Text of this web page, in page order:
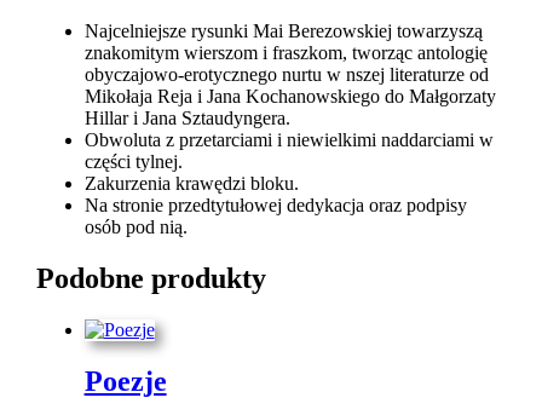
Najcelniejsze rysunki Mai Berezowskiej towarzyszą
znakomitym wierszom i fraszkom, tworząc antologię
obyczajowo-erotycznego nurtu w nszej literaturze od
Mikołaja Reja i Jana Kochanowskiego do Małgorzaty
Hillar i Jana Sztaudyngera.
Obwoluta z przetarciami i niewielkimi naddarciami w
części tylnej.
Zakurzenia krawędzi bloku.
Na stronie przedtytułowej dedykacja oraz podpisy
osób pod nią.
Podobne produkty
Poezje